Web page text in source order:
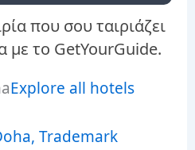
που σου ταιριάζει
με το GetYourGuide.
Explore all hotels
Trademark